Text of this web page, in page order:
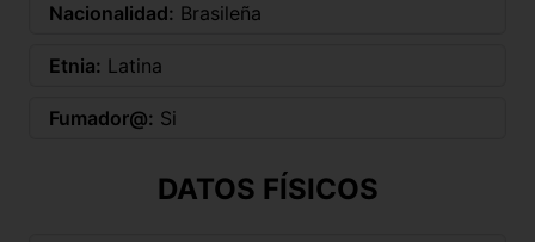
Nacionalidad: Brasileña
Etnia: Latina
Fumador@: Si
DATOS FÍSICOS